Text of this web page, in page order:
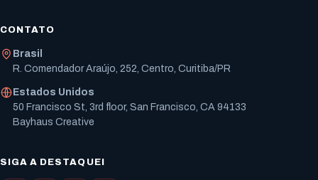
CONTATO
Brasil
R. Comendador Araújo, 252, Centro, Curitiba/PR
Estados Unidos
50 Francisco St, 3rd floor, San Francisco, CA 94133
Bayhaus Creative
SIGA A DESTAQUEI